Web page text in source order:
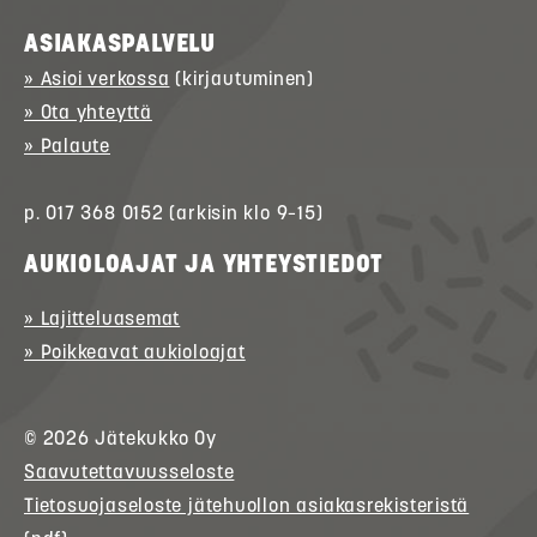
ASIAKASPALVELU
» Asioi verkossa (kirjautuminen)
» Ota yhteyttä
» Palaute
p. 017 368 0152 (arkisin klo 9–15)
AUKIOLOAJAT JA YHTEYSTIEDOT
» Lajitteluasemat
» Poikkeavat aukioloajat
© 2026Jätekukko Oy
Saavutettavuusseloste
Tietosuojaseloste jätehuollon asiakasrekisteristä